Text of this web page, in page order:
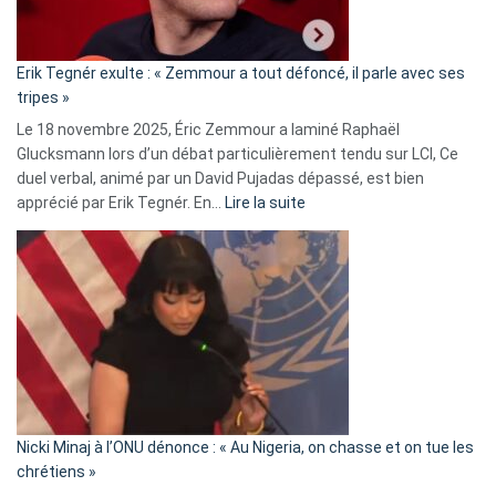
«
C’est
fake
news
»
Erik Tegnér exulte : « Zemmour a tout défoncé, il parle avec ses
tripes »
Le 18 novembre 2025, Éric Zemmour a laminé Raphaël
Glucksmann lors d’un débat particulièrement tendu sur LCI, Ce
duel verbal, animé par un David Pujadas dépassé, est bien
apprécié par Erik Tegnér. En… Lire la suite
Erik
Tegnér
exulte
:
« Zemmour
a
tout
parle
Nicki Minaj à l’ONU dénonce : « Au Nigeria, on chasse et on tue les
chrétiens »